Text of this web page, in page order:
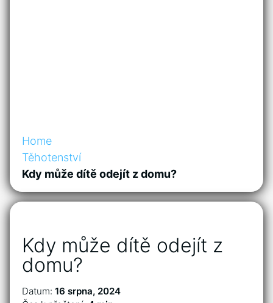
Home
Těhotenství
Kdy může dítě odejít z domu?
Kdy může dítě odejít z
domu?
Datum: 16 srpna, 2024